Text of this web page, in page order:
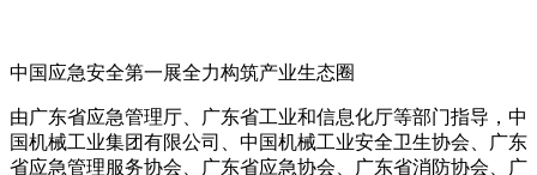
中国应急安全第一展全力构筑产业生态圈
由广东省应急管理厅、广东省工业和信息化厅等部门指导，中
国机械工业集团有限公司、中国机械工业安全卫生协会、广东
省应急管理服务协会、广东省应急协会、广东省消防协会、广